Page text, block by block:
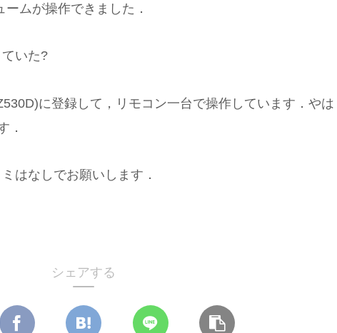
ムが操作できました．
いた?
に登録して，リモコン一台で操作しています．やは
．
はなしでお願いします．
シェアする